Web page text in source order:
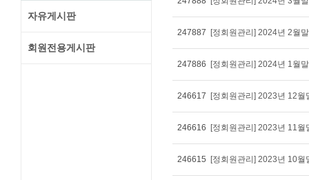
자유게시판
회원전용게시판
247887 [정회원관리] 2024년 2월
247886 [정회원관리] 2024년 1월
246617 [정회원관리] 2023년 12
246616 [정회원관리] 2023년 11
246615 [정회원관리] 2023년 10